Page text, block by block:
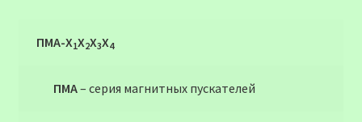
ПМА-Х1Х2Х3Х4
ПМА– серия магнитных пускателей